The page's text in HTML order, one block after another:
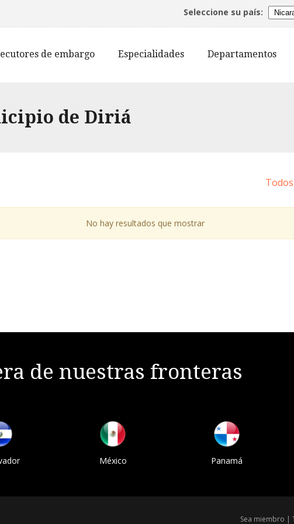
Seleccione su país:
de embargo Especialidades Departamentos
de Diriá
Todos
No hay resultados que mostrar
de nuestras fronteras
México Panamá
Sea miembro |